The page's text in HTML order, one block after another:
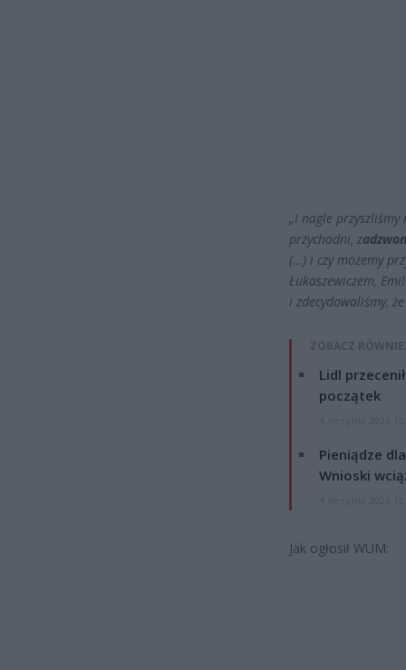
„I nagle
przychodni, z
(…) i czy możemy
Łukaszewiczem,
i zdecydowaliśmy,
ZOBACZ
Lidl
początek
Pieniądze
Wnioski
Jak ogłosił WUM: